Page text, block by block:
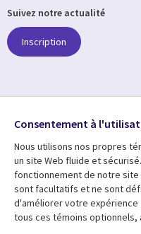
Ressources
Library
Articles
Suivez notre actualité
Inscription
Media
CANADA
Consentement à
Nous utilisons nos propres
un site Web fluide et
fonctionnement de notre
sont facultatifs et ne sont
d'améliorer votre expérience
tous ces témoins optionnels,